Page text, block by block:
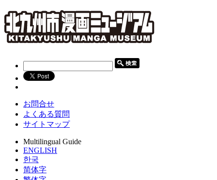
お問合せ
よくある質問
サイトマップ
Multilingual Guide
ENGLISH
한국
简体字